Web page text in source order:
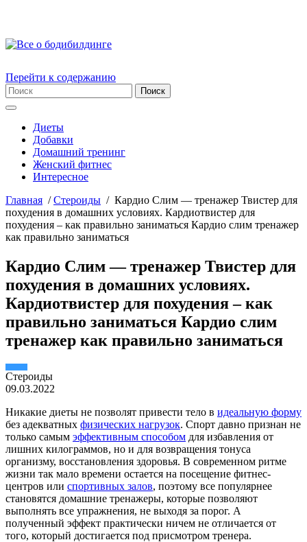
Перейти к содержанию
Диеты
Добавки
Домашний тренинг
Женский фитнес
Интересное
Главная /Стероиды / Кардио Слим — тренажер Твистер для
похудения в домашних условиях. Кардиотвистер для
похудения – как правильно заниматься Кардио слим тренажер
как правильно заниматься
Кардио Слим — тренажер Твистер для
похудения в домашних условиях.
Кардиотвистер для похудения – как
правильно заниматься Кардио слим
тренажер как правильно заниматься
Стероиды
09.03.2022
Никакие диеты не позволят привести тело в идеальную форму
без адекватных физических нагрузок. Спорт давно признан не
только самым эффективным способом для избавления от
лишних килограммов, но и для возвращения тонуса
организму, восстановления здоровья. В современном ритме
жизни так мало времени остается на посещение фитнес-
центров или спортивных залов, поэтому все популярнее
становятся домашние тренажеры, которые позволяют
выполнять все упражнения, не выходя за порог. А
полученный эффект практически ничем не отличается от
того, который достигается под присмотром тренера.